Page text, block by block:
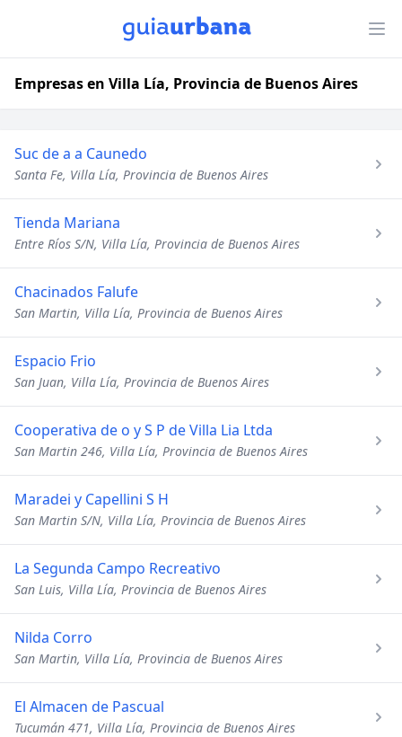
Empresas en Villa Lía, Provincia de Buenos Aires
Suc de a a Caunedo
Santa Fe, Villa Lía, Provincia de Buenos Aires
Tienda Mariana
Entre Ríos S/N, Villa Lía, Provincia de Buenos Aires
Chacinados Falufe
San Martin, Villa Lía, Provincia de Buenos Aires
Espacio Frio
San Juan, Villa Lía, Provincia de Buenos Aires
Cooperativa de o y S P de Villa Lia Ltda
San Martin 246, Villa Lía, Provincia de Buenos Aires
Maradei y Capellini S H
San Martin S/N, Villa Lía, Provincia de Buenos Aires
La Segunda Campo Recreativo
San Luis, Villa Lía, Provincia de Buenos Aires
Nilda Corro
San Martin, Villa Lía, Provincia de Buenos Aires
El Almacen de Pascual
Tucumán 471, Villa Lía, Provincia de Buenos Aires